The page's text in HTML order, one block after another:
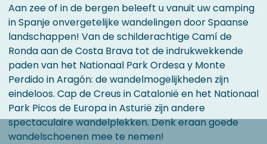
Aan zee of in de bergen beleeft u vanuit uw camping
in Spanje onvergetelijke wandelingen door Spaanse
landschappen! Van de schilderachtige Camí de
Ronda aan de Costa Brava tot de indrukwekkende
paden van het Nationaal Park Ordesa y Monte
Perdido in Aragón: de wandelmogelijkheden zijn
eindeloos. Cap de Creus in Catalonië en het Nationaal
Park Picos de Europa in Asturië zijn andere
spectaculaire wandelplekken. Denk eraan goede
wandelschoenen mee te nemen!